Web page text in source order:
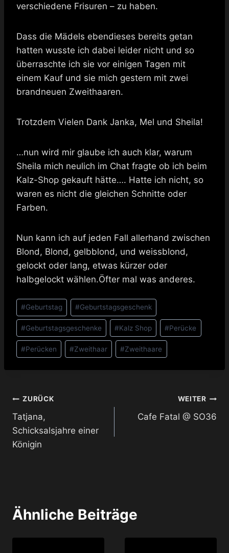
verschiedene Frisuren – zu haben.
Dass die Mädels ebendieses bereits getan
hatten wusste ich dabei leider nicht und so
überraschte ich sie vor einigen Tagen mit
einem Kauf und sie mich gestern mit zwei
brandneuen Zweithaaren.
Trotzdem Vielen Dank Janka, Mel und Sheila!
…nun wird mir glaube ich auch klar, warum
Sheila mich neulich im Chat fragte ob ich beim
Kalz-Shop gekauft hätte…. Hatte ich nicht, so
waren es nicht die gleichen Schnitte oder
Farben.
Nun kann ich auf jeden Fall allerhand zwischen
Blond, Blond, gelbblond, und weissblond,
gelockt oder lang, etwas kürzer oder
halbgelockt wählen.Öfter mal was anderes.
Schlagworte:
#Geburtstag #Geburtstagsgeschenk
#Geburtstagsgeschenke #Kalz Shop #Perücke
#Perücken #Zweithaar #Zweithaare
Beitragsnavigation
ZURÜCK
Tatjana,
Schicksalsjahre einer
Königin
WEITER
Cafe Fatal @ SO36
Ähnliche Beiträge